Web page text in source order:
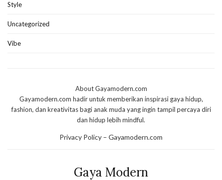
Style
Uncategorized
Vibe
About Gayamodern.com
Gayamodern.com hadir untuk memberikan inspirasi gaya hidup,
fashion, dan kreativitas bagi anak muda yang ingin tampil percaya diri
dan hidup lebih mindful.
Privacy Policy – Gayamodern.com
Gaya Modern